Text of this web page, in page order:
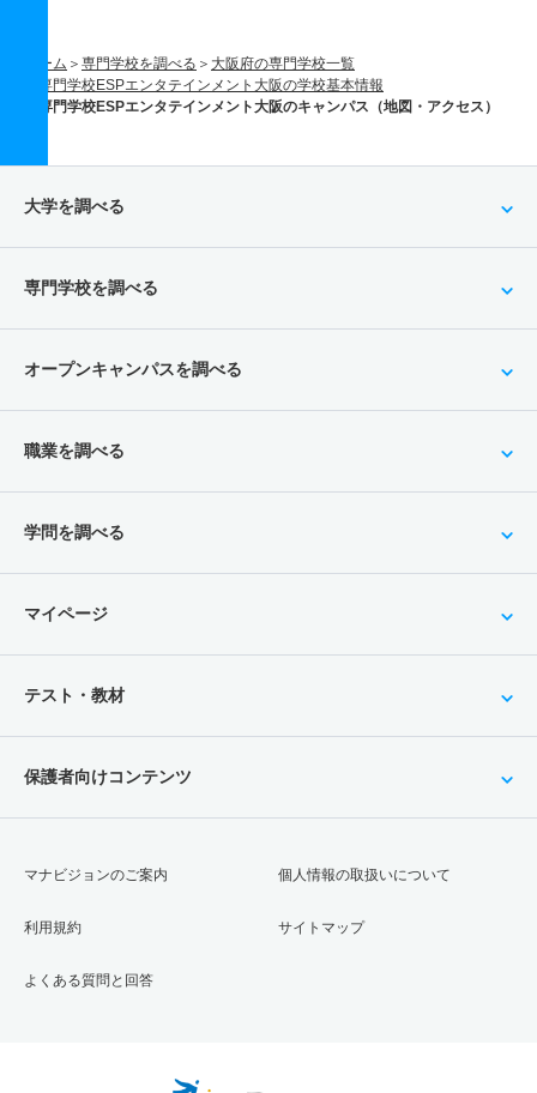
ホーム 専門学校を調べる
大阪府の専門学校一覧
専門学校ESPエンタテインメント大阪の学校基本情報
専門学校ESPエンタテインメント大阪のキャンパス（地図・アクセス）
大学を調べる
専門学校を調べる
オープンキャンパスを調べる
職業を調べる
学問を調べる
マイページ
テスト・教材
保護者向けコンテンツ
マナビジョンのご案内
利用規約
よくある質問と回答
個人情報の取扱いについて
サイトマップ